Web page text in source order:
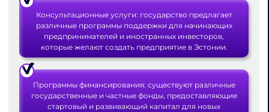
Консультационные услуги: государство предлагает
различные программы поддержки для начинающих
предпринимателей и иностранных инвесторов,
которые желают создать предприятие в Эстонии.
Программы финансирования: существуют различные
государственные и частные фонды, предоставляющие
стартовый и развивающий капитал для новых